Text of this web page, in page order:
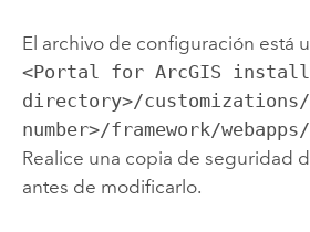
El archivo de configuración está
<Portal for ArcGIS
directory>/
number>/framework/
Realice una copia de seguridad
antes de modificarlo.